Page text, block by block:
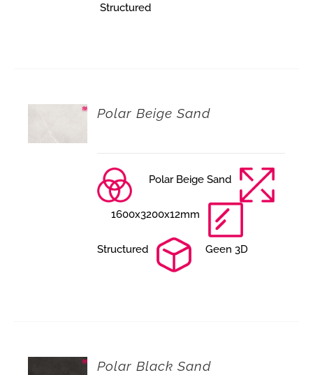
Structured
Polar Beige Sand
Polar Beige Sand
1600x3200x12mm
Structured Geen 3D
Polar Black Sand